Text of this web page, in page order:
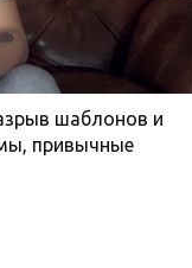
шаблонов и
привычные